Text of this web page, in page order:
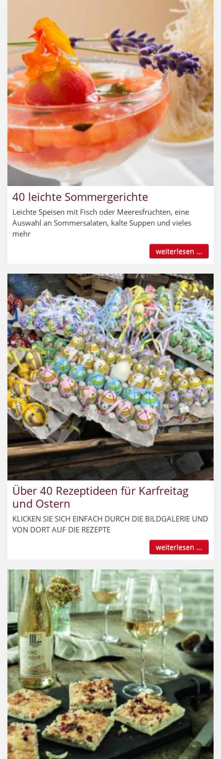
40 leichte Sommergerichte
Leichte Speisen mit Fisch oder Meeresfrüchten, eine
Auswahl an Sommersalaten, kalte Suppen und vieles
mehr
weiterlesen ...
Über 40 Rezeptideen für Karfreitag
und Ostern
KLICKEN SIE SICH EINFACH DURCH DIE BILDGALERIE UND
VON DORT AUF DIE REZEPTE
weiterlesen ...